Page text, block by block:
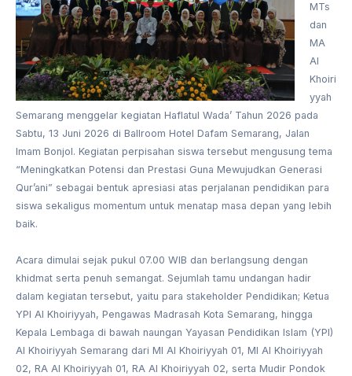
MTs
dan
MA
Al
Khoiri
yyah
Semarang menggelar kegiatan Haflatul Wada’ Tahun 2026 pada
Sabtu, 13 Juni 2026 di Ballroom Hotel Dafam Semarang, Jalan
Imam Bonjol. Kegiatan perpisahan siswa tersebut mengusung tema
“Meningkatkan Potensi dan Prestasi Guna Mewujudkan Generasi
Qur’ani” sebagai bentuk apresiasi atas perjalanan pendidikan para
siswa sekaligus momentum untuk menatap masa depan yang lebih
baik.
Acara dimulai sejak pukul 07.00 WIB dan berlangsung dengan
khidmat serta penuh semangat. Sejumlah tamu undangan hadir
dalam kegiatan tersebut, yaitu para stakeholder Pendidikan; Ketua
YPI Al Khoiriyyah, Pengawas Madrasah Kota Semarang, hingga
Kepala Lembaga di bawah naungan Yayasan Pendidikan Islam (YPI)
Al Khoiriyyah Semarang dari MI Al Khoiriyyah 01, MI Al Khoiriyyah
02, RA Al Khoiriyyah 01, RA Al Khoiriyyah 02, serta Mudir Pondok